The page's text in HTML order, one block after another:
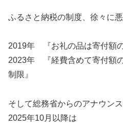
ふるさと納税の制度、徐々に
2019年 『お礼の品は寄付額
2023年 『経費含めて寄付額
制限』
そして総務省からのアナウンス
2025年10月以降は